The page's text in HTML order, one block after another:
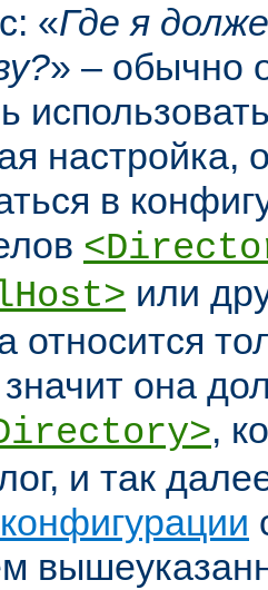
«Где я
» – обычно
настройка,
в
или
относится
значит она
,
и так